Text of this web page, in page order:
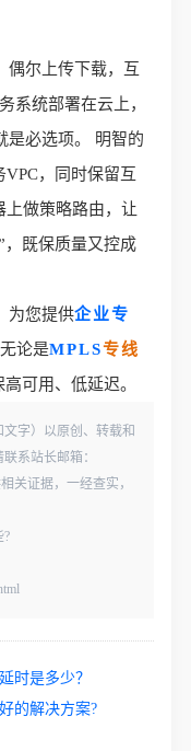
偶尔上传下载，互
系统部署在云上，
是必选项。
明智的
，同时保留互
上做策略路由，让
，既保质量又控成
为您提供企业专
论是MPLS专线
可用、低延迟。
字）以原创、转载和
系站长邮箱：
关证据，一经查实，
?
时是多少？
的解决方案?